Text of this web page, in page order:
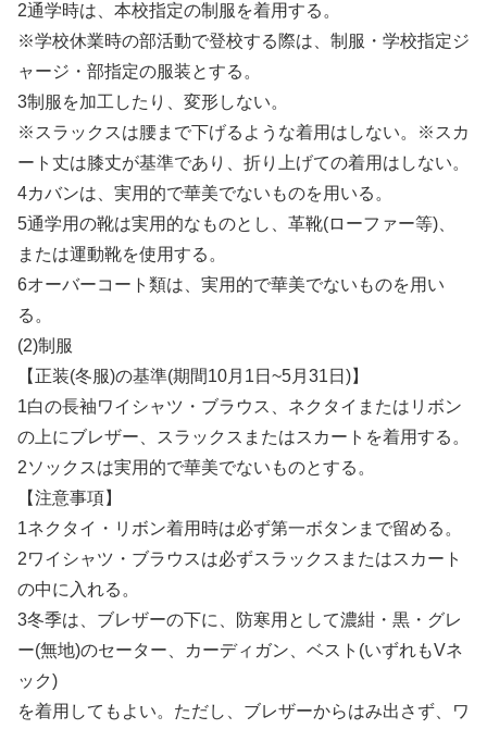
2通学時は、本校指定の制服を着用する。
※学校休業時の部活動で登校する際は、制服・学校指定ジ
ャージ・部指定の服装とする。
3制服を加工したり、変形しない。
※スラックスは腰まで下げるような着用はしない。※スカ
ート丈は膝丈が基準であり、折り上げての着用はしない。
4カバンは、実用的で華美でないものを用いる。
5通学用の靴は実用的なものとし、革靴(ローファー等)、
または運動靴を使用する。
6オーバーコート類は、実用的で華美でないものを用い
る。
(2)制服
【正装(冬服)の基準(期間10月1日~5月31日)】
1白の長袖ワイシャツ・ブラウス、ネクタイまたはリボン
の上にブレザー、スラックスまたはスカートを着用する。
2ソックスは実用的で華美でないものとする。
【注意事項】
1ネクタイ・リボン着用時は必ず第一ボタンまで留める。
2ワイシャツ・ブラウスは必ずスラックスまたはスカート
の中に入れる。
3冬季は、ブレザーの下に、防寒用として濃紺・黒・グレ
ー(無地)のセーター、カーディガン、ベスト(いずれもVネ
ック)
を着用してもよい。ただし、ブレザーからはみ出さず、ワ